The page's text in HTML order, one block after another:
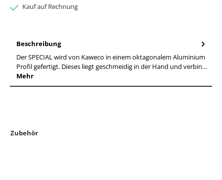
Kauf auf Rechnung
Beschreibung
Der SPECIAL wird von Kaweco in einem oktagonalem Aluminium
Profil gefertigt. Dieses liegt geschmeidig in der Hand und verbin…
Mehr
Zubehör